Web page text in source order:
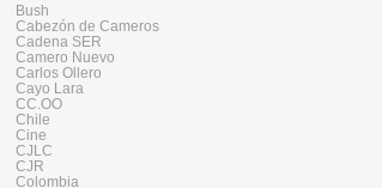
Bush
Cabezón de Cameros
Cadena SER
Camero Nuevo
Carlos Ollero
Cayo Lara
CC.OO
Chile
Cine
CJLC
CJR
Colombia